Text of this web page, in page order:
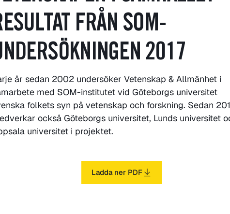
FRÅN SOM-
2017
år sedan 2002 undersöker Vetenskap & Allmänhet i
med SOM-institutet vid Göteborgs universitet
folkets syn på vetenskap och forskning. Sedan
också Göteborgs universitet, Lunds universitet
universitet i projektet.
Ladda ner PDF